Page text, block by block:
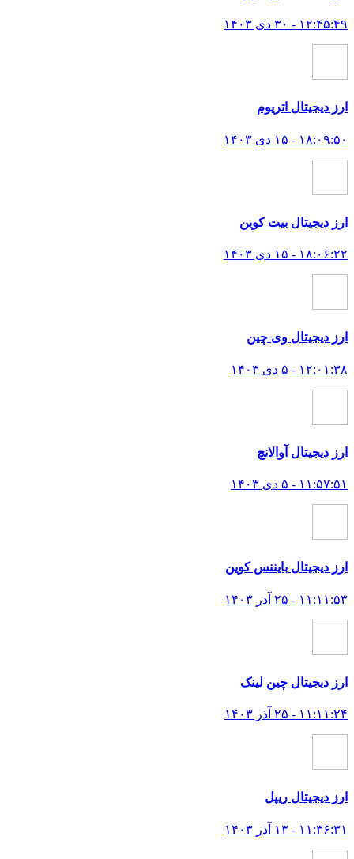
۱۲:۴۵:۴۹ - ۳۰ دی ۱۴۰۳
ارز دیجیتال اتریوم
۱۸:۰۹:۵۰ - ۱۵ دی ۱۴۰۳
ارز دیجیتال بیت کوین
۱۸:۰۶:۲۲ - ۱۵ دی ۱۴۰۳
ارز دیجیتال وی چین
۱۲:۰۱:۳۸ - ۵ دی ۱۴۰۳
ارز دیجیتال آوالانچ
۱۱:۵۷:۵۱ - ۵ دی ۱۴۰۳
ارز دیجیتال بایننس کوین
۱۱:۱۱:۵۳ - ۲۵ آذر ۱۴۰۳
ارز دیجیتال چین لینک
۱۱:۱۱:۲۴ - ۲۵ آذر ۱۴۰۳
ارز دیجیتال ریپل
۱۱:۳۶:۳۱ - ۱۳ آذر ۱۴۰۳